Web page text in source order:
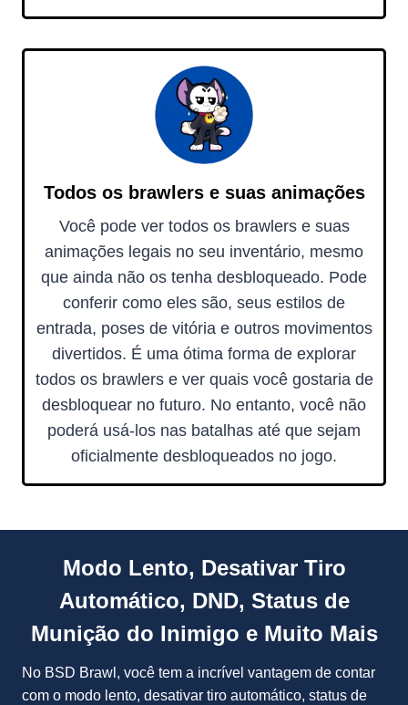
Todos os brawlers e suas animações
Você pode ver todos os brawlers e suas
animações legais no seu inventário, mesmo
que ainda não os tenha desbloqueado. Pode
conferir como eles são, seus estilos de
entrada, poses de vitória e outros movimentos
divertidos. É uma ótima forma de explorar
todos os brawlers e ver quais você gostaria de
desbloquear no futuro. No entanto, você não
poderá usá-los nas batalhas até que sejam
oficialmente desbloqueados no jogo.
Modo Lento, Desativar Tiro
Automático, DND, Status de
Munição do Inimigo e Muito Mais
No BSD Brawl, você tem a incrível vantagem de contar
com o modo lento, desativar tiro automático, status de